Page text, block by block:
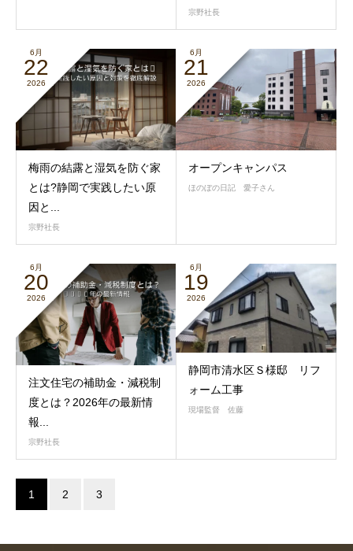
宗野社長
6月
22
2026
梅雨の結露と湿気を防ぐ家
とは?静岡で実践したい原
因と...
宗野社長
6月
21
2026
オープンキャンパス
ほのぼの日記 愛子さん
6月
20
2026
注文住宅の補助金・減税制
度とは？2026年の最新情
報...
宗野社長
6月
19
2026
静岡市清水区Ｓ様邸 リフ
ォーム工事
現場監督 佐藤
1 2 3